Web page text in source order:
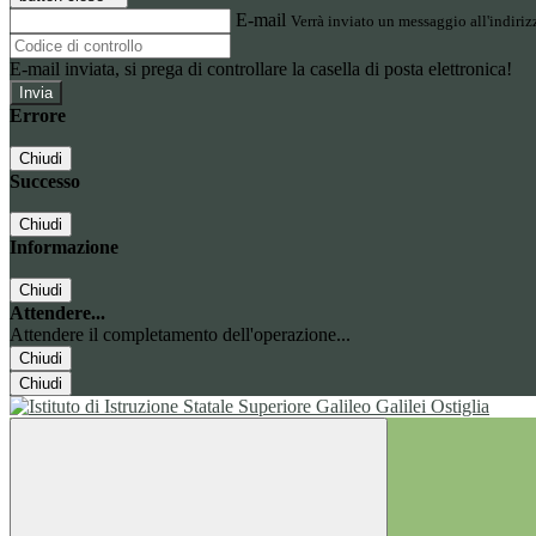
E-mail Verrà inviato un messaggio
E-mail inviata, si prega di controllare la casella di posta elettronica!
Errore
Chiudi
Successo
Chiudi
Informazione
Chiudi
Attendere...
Attendere il completamento dell'operazione...
Chiudi
Chiudi